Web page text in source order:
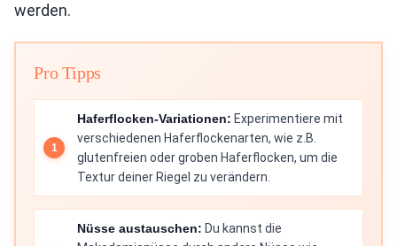
werden.
Pro Tipps
Haferflocken-Variationen: Experimentiere mit
verschiedenen Haferflockenarten, wie z.B.
glutenfreien oder groben Haferflocken, um die
Textur deiner Riegel zu verändern.
Nüsse austauschen: Du kannst die